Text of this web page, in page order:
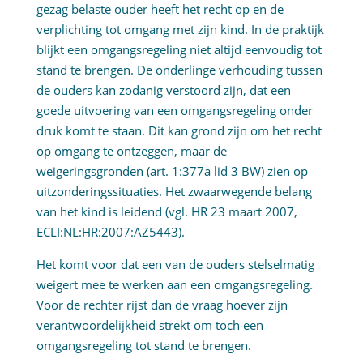
gezag belaste ouder heeft het recht op en de
verplichting tot omgang met zijn kind. In de praktijk
blijkt een omgangsregeling niet altijd eenvoudig tot
stand te brengen. De onderlinge verhouding tussen
de ouders kan zodanig verstoord zijn, dat een
goede uitvoering van een omgangsregeling onder
druk komt te staan. Dit kan grond zijn om het recht
op omgang te ontzeggen, maar de
weigeringsgronden (art. 1:377a lid 3 BW) zien op
uitzonderingssituaties. Het zwaarwegende belang
van het kind is leidend (vgl. HR 23 maart 2007,
ECLI:NL:HR:2007:AZ5443).
Het komt voor dat een van de ouders stelselmatig
weigert mee te werken aan een omgangsregeling.
Voor de rechter rijst dan de vraag hoever zijn
verantwoordelijkheid strekt om toch een
omgangsregeling tot stand te brengen.